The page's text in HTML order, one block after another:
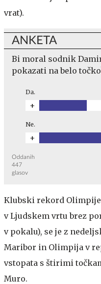
vrat).
ANKETA
Bi moral sodnik
pokazati na belo
Da.
+
Ne.
+
Oddanih
447
glasov
Klubski rekord
v Ljudskem vrtu brez
v pokalu), se je z
Maribor in Olimpija v
vstopata s štirimi
Muro.